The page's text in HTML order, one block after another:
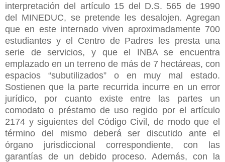
interpretación del artículo 15 del D.S. 565 de 1990
del MINEDUC, se pretende les desalojen. Agregan
que en este internado viven aproximadamente 700
estudiantes y el Centro de Padres les presta una
serie de servicios, y que el INBA se encuentra
emplazado en un terreno de más de 7 hectáreas, con
espacios “subutilizados” o en muy mal estado.
Sostienen que la parte recurrida incurre en un error
jurídico, por cuanto existe entre las partes un
comodato o préstamo de uso regido por el artículo
2174 y siguientes del Código Civil, de modo que el
término del mismo deberá ser discutido ante el
órgano jurisdiccional correspondiente, con las
garantías de un debido proceso. Además, con la